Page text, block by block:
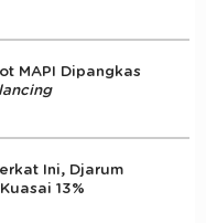
MAPI Dipangkas
Ini, Djarum
13%